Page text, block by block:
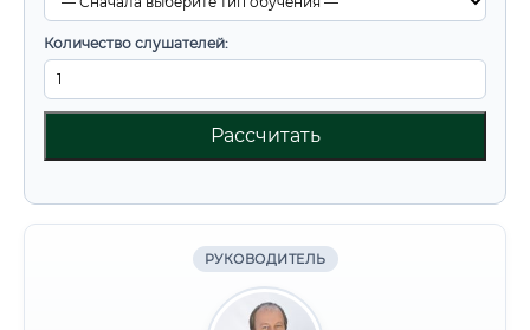
Количество слушателей:
Рассчитать
РУКОВОДИТЕЛЬ